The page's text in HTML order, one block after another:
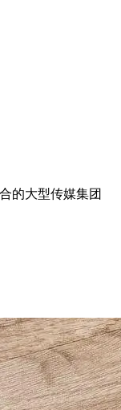
的大型传媒集团